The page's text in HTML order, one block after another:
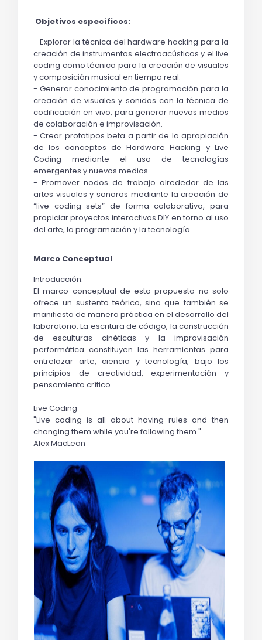
Objetivos específicos:
- Explorar la técnica del hardware hacking para la
creación de instrumentos electroacústicos y el live
coding como técnica para la creación de visuales
y composición musical en tiempo real.
- Generar conocimiento de programación para la
creación de visuales y sonidos con la técnica de
codificación en vivo, para generar nuevos medios
de colaboración e improvisación.
- Crear prototipos beta a partir de la apropiación
de los conceptos de Hardware Hacking y Live
Coding mediante el uso de tecnologías
emergentes y nuevos medios.
- Promover nodos de trabajo alrededor de las
artes visuales y sonoras mediante la creación de
“live coding sets” de forma colaborativa, para
propiciar proyectos interactivos DIY en torno al uso
del arte, la programación y la tecnología.
Marco Conceptual
Introducción:
El marco conceptual de esta propuesta no solo
ofrece un sustento teórico, sino que también se
manifiesta de manera práctica en el desarrollo del
laboratorio. La escritura de código, la construcción
de esculturas cinéticas y la improvisación
performática constituyen las herramientas para
entrelazar arte, ciencia y tecnología, bajo los
principios de creatividad, experimentación y
pensamiento crítico.
Live Coding
"Live coding is all about having rules and then
changing them while you're following them."
Alex MacLean